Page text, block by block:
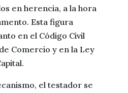
en herencia, a la hora
Esta figura
en el Código Civil
Comercio y en la Ley
el testador se